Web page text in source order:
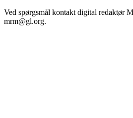
Ved spørgsmål kontakt digital redaktør
mrm@gl.org.